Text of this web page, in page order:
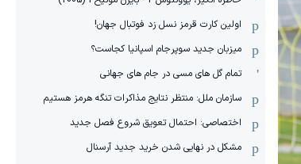
اولین کارت قرمز نسل زد فوتبال جهان!
میزبان جدید سوپرجام اسپانیا کجاست؟
تمام گل های مسی در جام های جهانی
سازمان ملل: منتظر نتایج مذاکرات تنگه هرمز هستیم
اختصاصی: احتمال تعویق شروع فصل جدید
مشکل در نهایی شدن خرید جدید آرسنال